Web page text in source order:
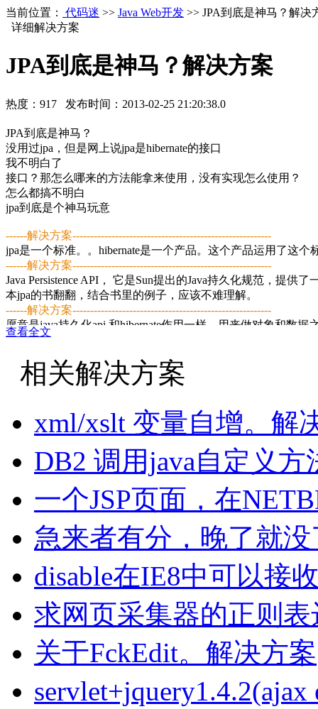
当前位置： 代码迷 >> Java Web开发 >> JPA到底是神马？解决
详细解决方案
JPA到底是神马？解决方案
热度： 917 发布时间： 2013-02-25 21:20:38.0
JPA到底是神马？
没用过jpa，但是网上说jpa是hibernate的接口
我不明白了
接口？那怎么哪来的方法能拿来使用，没有实现怎么使用？
怎么都搞不明白
jpa到底是个神马玩意
------解决方案--------------------------------------------------------
jpa是一个标准。。hibernate是一个产品。这个产品运用了这个
------解决方案--------------------------------------------------------
Java Persistence API， 它是Sun提出的Java持久化规范，提
本jpa的书翻翻，结合书里的例子，应该不难理解。
------解决方案--------------------------------------------------------
愿意是java持久化api,和hibernate作用一样，用来做对象和数据
查看全文
相关解决方案
xml/xslt 变量自增。解
DB2 调用java自定义
一个JSP页面，在
急来者有分，晚了就
disable在IE8中可以接
求网页采集器的正则
关于FckEdit。解决方案